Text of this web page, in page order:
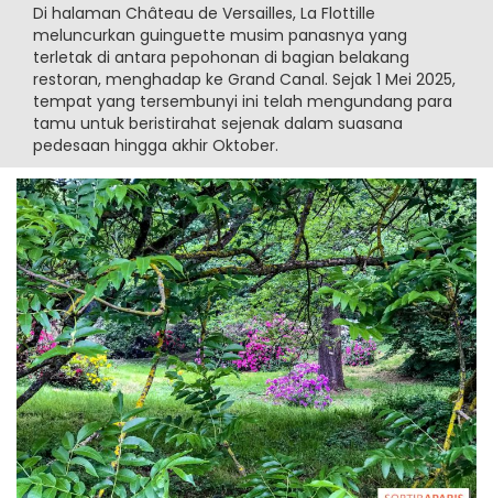
Di halaman Château de Versailles, La Flottille
meluncurkan guinguette musim panasnya yang
terletak di antara pepohonan di bagian belakang
restoran, menghadap ke Grand Canal. Sejak 1 Mei 2025,
tempat yang tersembunyi ini telah mengundang para
tamu untuk beristirahat sejenak dalam suasana
pedesaan hingga akhir Oktober.